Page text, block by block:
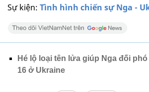
Sự kiện: Tình hình chiến sự Nga -
Hé lộ loại tên lửa giúp Nga đối
16 ở Ukraine